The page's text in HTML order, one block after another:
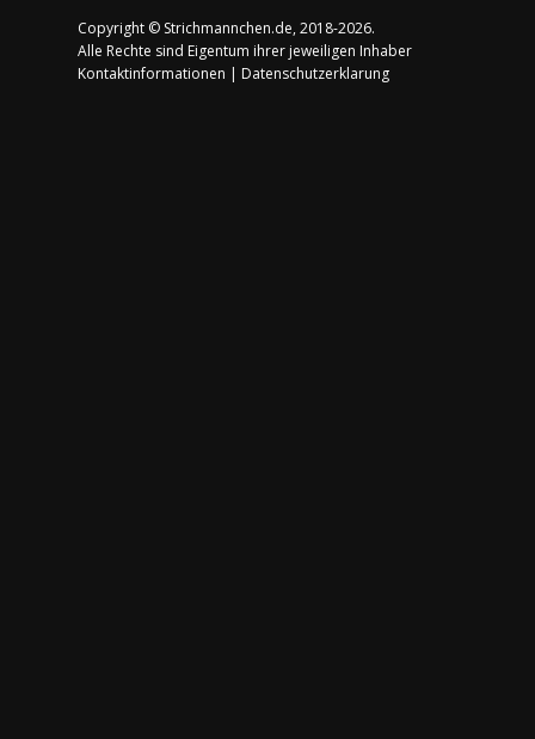
Copyright © Strichmannchen.de, 2018-2026.
Alle Rechte sind Eigentum ihrer jeweiligen Inhaber
Kontaktinformationen | Datenschutzerklarung